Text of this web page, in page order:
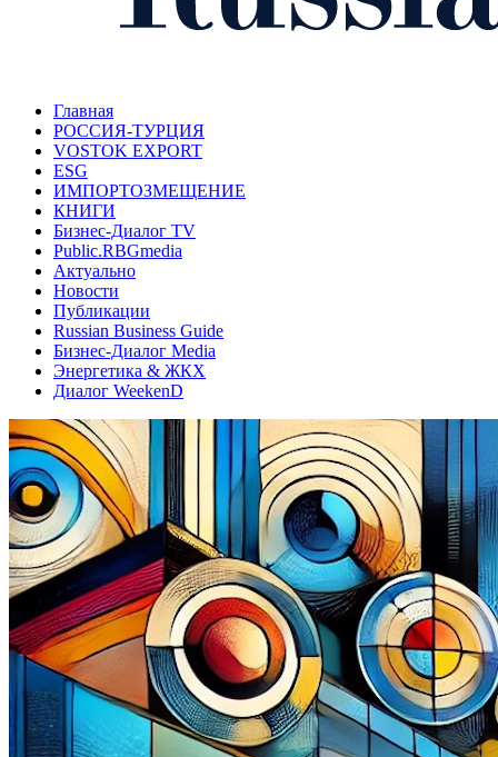
Главная
РОССИЯ-ТУРЦИЯ
VOSTOK EXPORT
ESG
ИМПОРТОЗМЕЩЕНИЕ
КНИГИ
Бизнес-Диалог TV
Public.RBGmedia
Актуально
Новости
Публикации
Russian Business Guide
Бизнес-Диалог Media
Энергетика & ЖКХ
Диалог WeekenD